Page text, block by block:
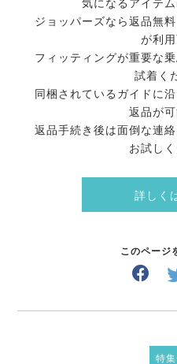
気になるアイテ
ジョッパーズなら返品無
が利用
フィッティングが重要な
試着く
同梱されているガイドに
返品が可
返品手続き後は面倒な連
お試しく
詳しく
このページ
特